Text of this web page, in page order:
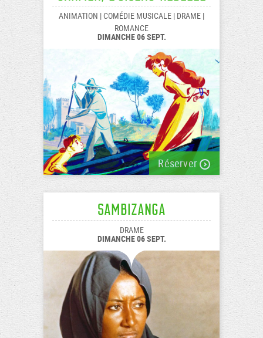
ANIMATION | COMÉDIE MUSICALE | DRAME |
ROMANCE
DIMANCHE 06 SEPT.
Réserver
Sambizanga
DRAME
DIMANCHE 06 SEPT.